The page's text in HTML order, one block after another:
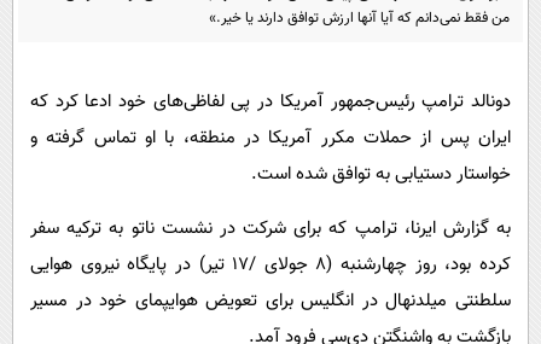
سرگرمی
گوناگون
حوادث
سلامت
فرهنگی
بین الملل
پیامک
آشپزی
دانلود
من فقط نمی‌دانم که آیا آنها ارزش توافق دارند یا خیر.»
دونالد ترامپ رئیس‌جمهور آمریکا در پی لفاظی‌های خود ادعا کرد که
ایران پس از حملات مکرر آمریکا در منطقه، با او تماس گرفته و
خواستار دستیابی به توافق شده است.
به گزارش ایرنا، ترامپ که برای شرکت در نشست ناتو به ترکیه سفر
کرده بود، روز چهارشنبه (۸ جولای /۱۷ تیر) در پایگاه نیروی هوایی
سلطنتی میلدنهال در انگلیس برای تعویض هوایپمای خود در مسیر
بازگشت به واشنگتن دی‌سی فرود آمد.